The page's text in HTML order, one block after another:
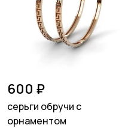
600 ₽
серьги обручи с
орнаментом